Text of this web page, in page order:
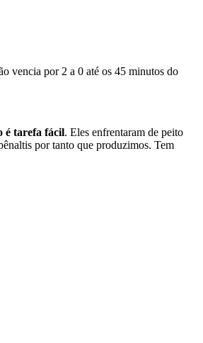
vencia por 2 a 0 até os 45 minutos do
é tarefa fácil. Eles enfrentaram de peito
por tanto que produzimos. Tem